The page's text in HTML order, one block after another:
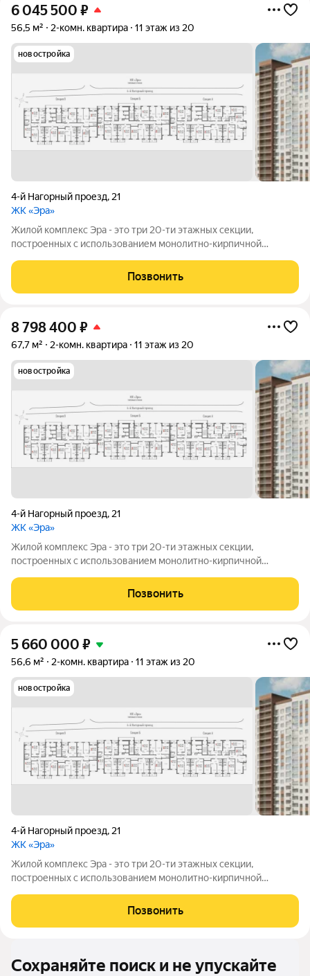
6 045 500 ₽
56,5 м² 2-комн. квартира 11 этаж из 20
новостройка
4-й Нагорный проезд, 21
ЖК «Эра»
Жилой комплекс Эра - это три 20-ти этажных секции,
построенных с использованием монолитно-кирпичной
первый этаж и наличие крышной котельной, позволяющей
будущим жителям дома самим контролировать
Позвонить
8 798 400 ₽
67,7 м² 2-комн. квартира 11 этаж из 20
новостройка
4-й Нагорный проезд, 21
ЖК «Эра»
Жилой комплекс Эра - это три 20-ти этажных секции,
построенных с использованием монолитно-кирпичной
первый этаж и наличие крышной котельной, позволяющей
будущим жителям дома самим контролировать
Позвонить
5 660 000 ₽
56,6 м² 2-комн. квартира 11 этаж из 20
новостройка
4-й Нагорный проезд, 21
ЖК «Эра»
Жилой комплекс Эра - это три 20-ти этажных секции,
построенных с использованием монолитно-кирпичной
первый этаж и наличие крышной котельной, позволяющей
будущим жителям дома самим контролировать
Позвонить
Сохраняйте поиск и не упускайте